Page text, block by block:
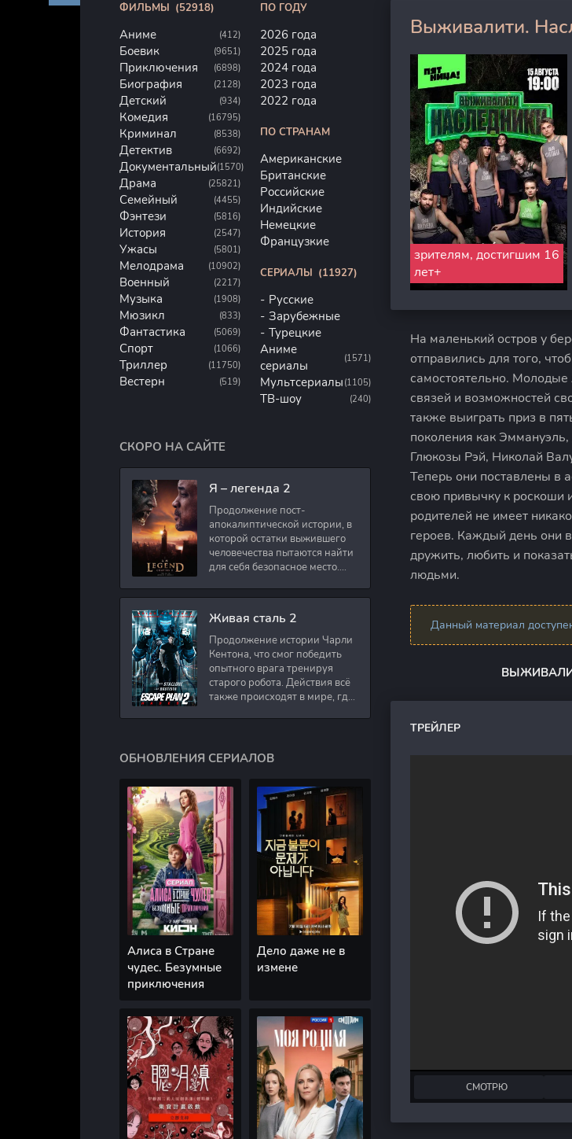
Выживалити.
зрителям, достигшим 16
лет+
На маленький остров у
отправились для того,
самостоятельно. Молодые
связей и возможностей
также выиграть приз в
поколения как
Глюкозы Рэй, Николай
Теперь они поставлены в
свою привычку к роскоши
родителей не имеет
героев. Каждый день они
дружить, любить и
людьми.
Данный материал
ТРЕЙЛЕР
СМОТРЮ
ФИЛЬМЫ (52918)
Аниме (412)
Боевик (9651)
Приключения (6898)
Биография (2128)
Детский (934)
Комедия (16795)
Криминал (8538)
Детектив (6692)
Документальный(1570)
Драма (25821)
Семейный (4455)
Фэнтези (5816)
История (2547)
Ужасы (5801)
Мелодрама (10902)
Военный (2217)
Музыка (1908)
Мюзикл (833)
Фантастика (5069)
Спорт (1066)
Триллер (11750)
Вестерн (519)
ПО ГОДУ
2026 года
2025 года
2024 года
2023 года
2022 года
ПО СТРАНАМ
Американские
Британские
Российские
Индийские
Немецкие
Французкие
СЕРИАЛЫ (11927)
Русские
Зарубежные
Турецкие
Аниме
сериалы
(1571)
Мультсериалы (1105)
ТВ-шоу (240)
СКОРО НА САЙТЕ
Я – легенда 2
Продолжение пост-
апокалиптической истории, в
которой остатки выжившего
человечества пытаются найти
для себя безопасное место.
работал в медицинском
Живая сталь 2
Продолжение истории Чарли
Кентона, что смог победить
опытного врага тренируя
старого робота. Действия всё
также происходят в мире, где
ОБНОВЛЕНИЯ СЕРИАЛОВ
Алиса в Стране
чудес. Безумные
приключения
Дело даже не в
измене